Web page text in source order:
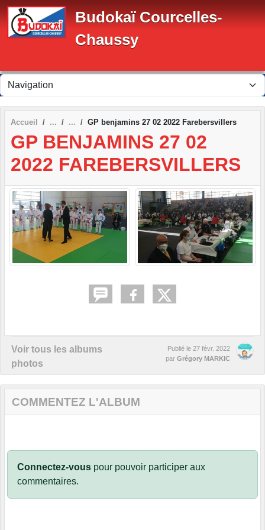
Budokaï Courcelles-
Chaussy
Accueil GP benjamins 27 02 2022 Farebersvillers
GP BENJAMINS 27 02
2022 FAREBERSVILLERS
Voir tous les albums
photos
Publié le 27 févr. 2022
par Grégory MARKIC
COMMENTEZ L'ALBUM
Connectez-vous pour pouvoir participer aux
commentaires.
Panneau de gestion des cookies